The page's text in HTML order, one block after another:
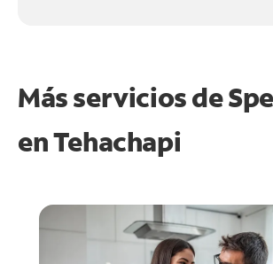
Más servicios de
enTehachapi